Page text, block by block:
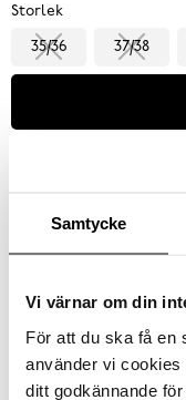
Samtycke
Vi värnar om din
För att du ska få en
använder vi
ditt godkännande
Storlek
35/36 37/38
Havaianas är en
fint till semestern som
ovandel i
smidig modell med